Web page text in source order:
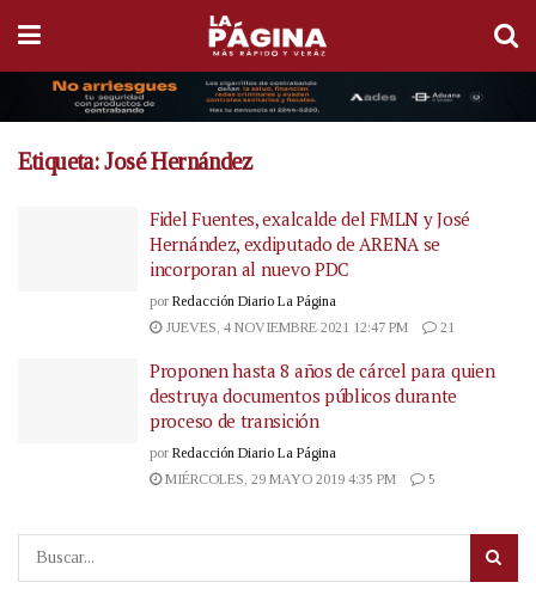
Etiqueta:José Hernández
Fidel Fuentes, exalcalde del FMLN y José
Hernández, exdiputado de ARENA se
incorporan al nuevo PDC
por Redacción Diario La Página
JUEVES, 4 NOVIEMBRE 2021 12:47 PM
21
Proponen hasta 8 años de cárcel para quien
destruya documentos públicos durante
proceso de transición
por Redacción Diario La Página
MIÉRCOLES, 29 MAYO 2019 4:35 PM
5